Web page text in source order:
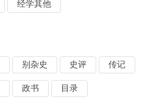
经学其他
别杂史 史评 传记
政书 目录